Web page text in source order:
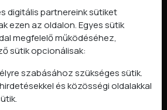
és promóciós szabályzatok
digitális partnereink sütiket
ezen az oldalon. Egyes sütik
megfelelő működéséhez,
sütik opcionálisak:
szabásához szükséges sütik.
és közösségi oldalakkal